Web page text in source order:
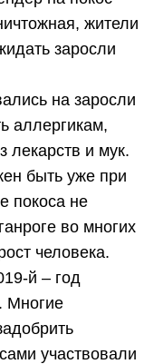
жители
заросли
на заросли
аллергикам,
лекарств и мук.
быть уже при
покоса не
во многих
человека.
й – год
Многие
участвовали